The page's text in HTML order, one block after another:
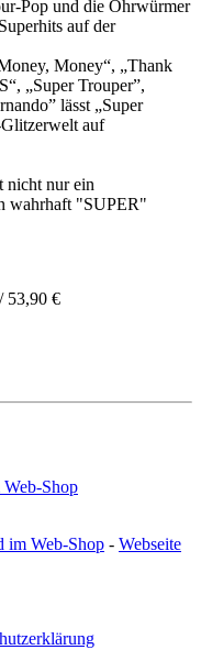
Pop und die Ohrwürmer
auf der
Money“, „Thank
„Super Trouper”,
lässt „Super
auf
nur ein
wahrhaft "SUPER"
53,90 €
im Web-Shop - Webseite
Harz | 2016